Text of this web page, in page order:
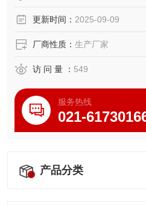
更新时间： 2025-09-09
厂商性质： 生产厂家
访 问 量 ： 549
服务热线
021-
产品分类